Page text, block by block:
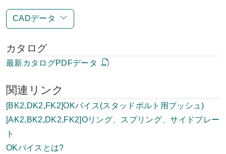
CADデータ
カタログ
最新カタログPDFデータ
関連リンク
[BK2,DK2,FK2]OKバイス(スタッドボルト用ブッシュ)
[AK2,BK2,DK2,FK2]Oリング、スプリング、サイドプレー
ト
OKバイスとは?